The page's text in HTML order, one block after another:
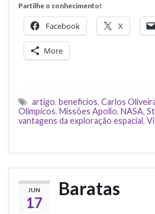
Partilhe o conhecimento!
Facebook X
More
artigo, beneficios, Carlos
Olímpicos, Missões Apollo, NASA,
vantagens da exploração espacial,
JUN
17
Baratas